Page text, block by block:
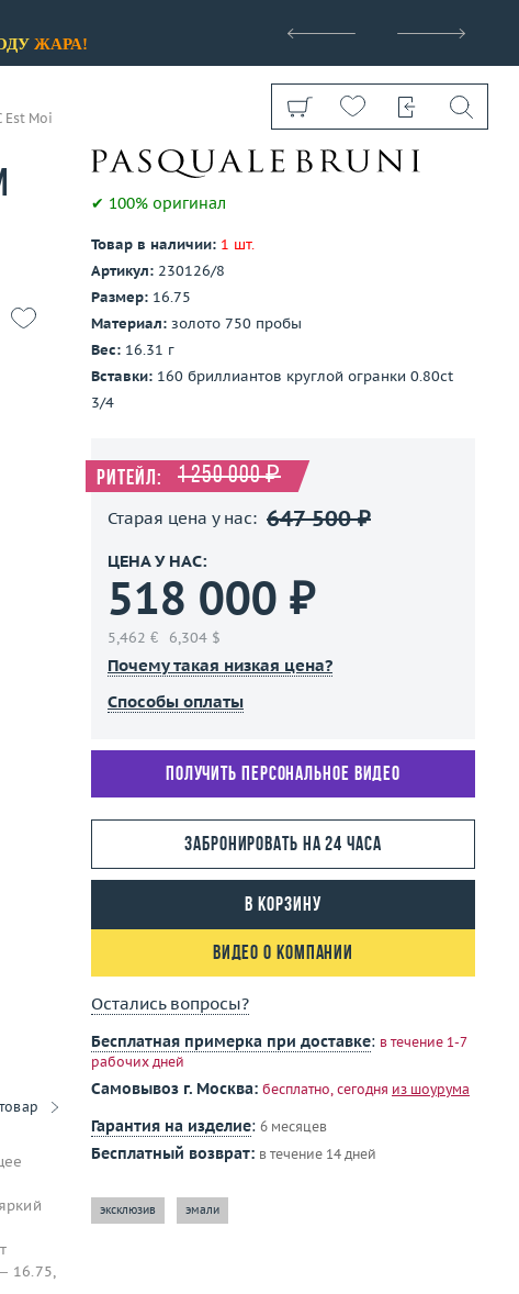
ЖАРА!
Показать все
Est Moi
16.75,
✔ 100% оригинал
Товар в наличии: 1 шт.
Артикул: 230126/8
Размер: 16.75
Материал: золото 750 пробы
Вес: 16.31 г
Вставки: 160 бриллиантов круглой огранки 0.80ct
3/4
Ритейл: 1 250 000 ₽
Старая цена у нас: 647 500 ₽
ЦЕНА У НАС:
518 000 ₽
5,462 € 6,304 $
Почему такая низкая цена?
Способы оплаты
Получить персональное видео
Забронировать на 24 часа
В корзину
Видео о компании
Остались вопросы?
Бесплатная примерка при доставке: в течение 1-7
рабочих дней
Самовывоз г. Москва: бесплатно, сегодня из шоурума
Гарантия на изделие: 6 месяцев
Бесплатный возврат: в течение 14 дней
эксклюзив эмали